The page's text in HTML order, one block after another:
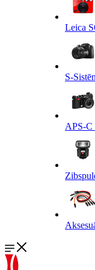
Leica
S-
APS-C